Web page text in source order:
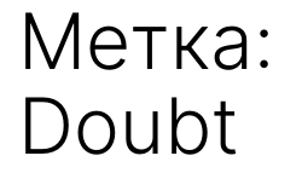
Метка:
Doubt